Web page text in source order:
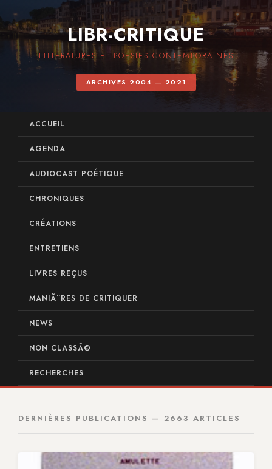
LIBR-CRITIQUE
LITTÉRATURES ET POÉSIES CONTEMPORAINES
ARCHIVES 2004 — 2021
ACCUEIL
AGENDA
AUDIOCAST POÉTIQUE
CHRONIQUES
CRÉATIONS
ENTRETIENS
LIVRES REÇUS
MANIÃ¨RES DE CRITIQUER
NEWS
NON CLASSÃ©
RECHERCHES
DERNIÈRES PUBLICATIONS — 2663 ARTICLES